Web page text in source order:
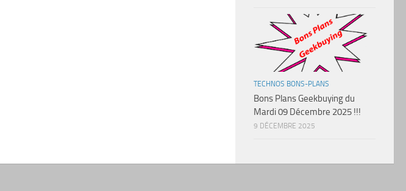
TECHNOS BONS-PLANS
Bons Plans Geekbuying du
Mardi 09 Décembre 2025 !!!
9 DÉCEMBRE 2025